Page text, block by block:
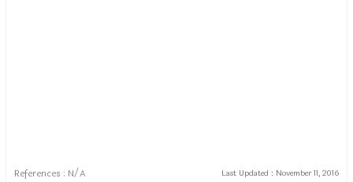
References : N/A Last Updated : November 11, 2016